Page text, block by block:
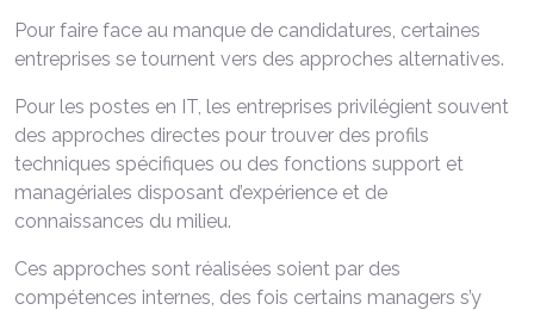
Pour faire face au manque de candidatures, certaines
entreprises se tournent vers des approches alternatives.
Pour les postes en IT, les entreprises privilégient souvent
des approches directes pour trouver des profils
techniques spécifiques ou des fonctions support et
managériales disposant d’expérience et de
connaissances du milieu.
Ces approches sont réalisées soient par des
compétences internes, des fois certains managers s’y